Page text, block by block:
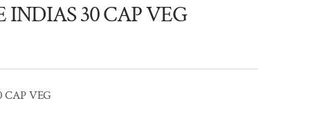
INDIAS 30 CAP VEG
CAP VEG